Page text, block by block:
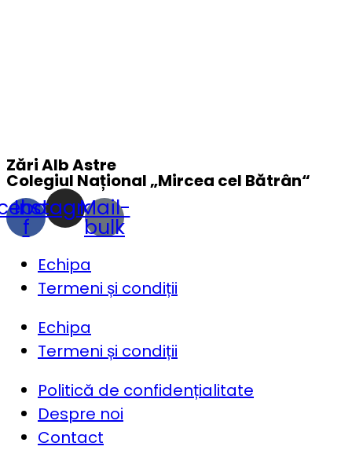
Zări Alb Astre
Colegiul Național „Mircea cel Bătrân“
f
Instagram
Mail-
bulk
Echipa
Termeni și condiții
Echipa
Termeni și condiții
Politică de confidențialitate
Despre noi
Contact